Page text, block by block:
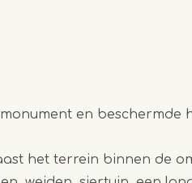
en beschermde
het terrein binnen de